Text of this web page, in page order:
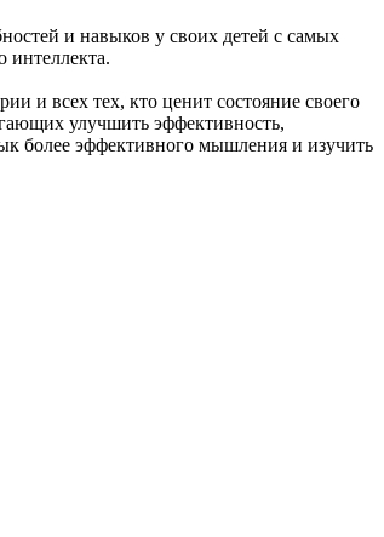
и навыков у своих детей с самых
интеллекта.
и всех тех, кто ценит состояние своего
улучшить эффективность,
более эффективного мышления и изучить